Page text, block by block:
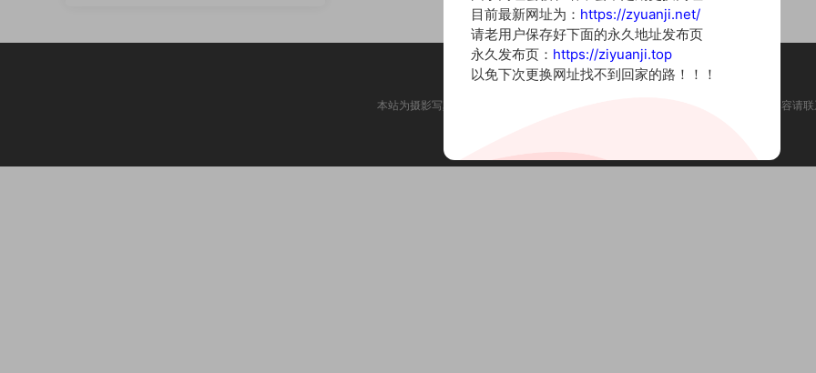
本站为摄影写真图片网站，内容来自网络收集整理，仅作个人学习使用。如有违法内容请
目前最新网址为： https://zyuanji.net/
请老用户保存好下面的永久地址发布页
永久发布页： https://ziyuanji.top
以免下次更换网址找不到回家的路！！！